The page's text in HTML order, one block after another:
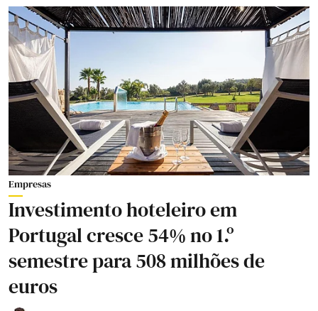
Empresas
Investimento hoteleiro em
Portugal cresce 54% no 1.º
semestre para 508 milhões de
euros